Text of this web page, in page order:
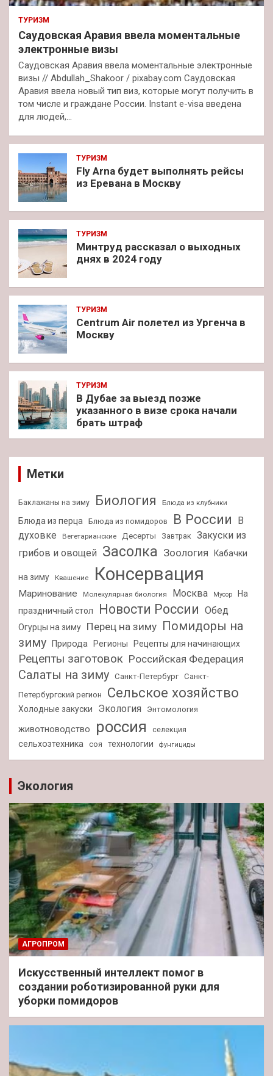
ТУРИЗМ
Саудовская Аравия ввела моментальные
электронные визы
Саудовская Аравия ввела моментальные электронные
визы // Abdullah_Shakoor / pixabay.com Саудовская
Аравия ввела новый тип виз, которые могут получить в
том числе и граждане России. Instant e-visa введена
для людей,…
ТУРИЗМ
Fly Arna будет выполнять рейсы
из Еревана в Москву
ТУРИЗМ
Минтруд рассказал о выходных
днях в 2024 году
ТУРИЗМ
Centrum Air полетел из Ургенча в
Москву
ТУРИЗМ
В Дубае за выезд позже
указанного в визе срока начали
брать штраф
Метки
Баклажаны на зиму Биология Блюда из клубники
Блюда из перца Блюда из помидоров В России
В
духовке
Вегетарианские Десерты Завтрак
Закуски из
грибов и овощей Засолка Зоология Кабачки
на зиму Квашение Консервация
Маринование Молекулярная биология Москва Мусор
На
праздничный стол
Новости России Обед
Огурцы на зиму Перец на зиму Помидоры на
зиму
Природа Регионы Рецепты для начинающих
Рецепты заготовок Российская Федерация
Салаты на зиму Санкт-Петербург Санкт-
Петербургский регион
Сельское хозяйство
Холодные закуски Экология Энтомология
животноводство россия селекция
сельхозтехника соя технологии фунгициды
Экология
АГРОПРОМ
Искусственный интеллект помог в
создании роботизированной руки для
уборки помидоров